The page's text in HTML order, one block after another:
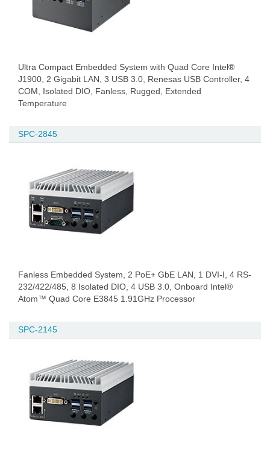
Ultra Compact Embedded System with Quad Core Intel®
J1900, 2 Gigabit LAN, 3 USB 3.0, Renesas USB Controller, 4
COM, Isolated DIO, Fanless, Rugged, Extended
Temperature
SPC-2845
Fanless Embedded System, 2 PoE+ GbE LAN, 1 DVI-I, 4 RS-
232/422/485, 8 Isolated DIO, 4 USB 3.0, Onboard Intel®
Atom™ Quad Core E3845 1.91GHz Processor
SPC-2145